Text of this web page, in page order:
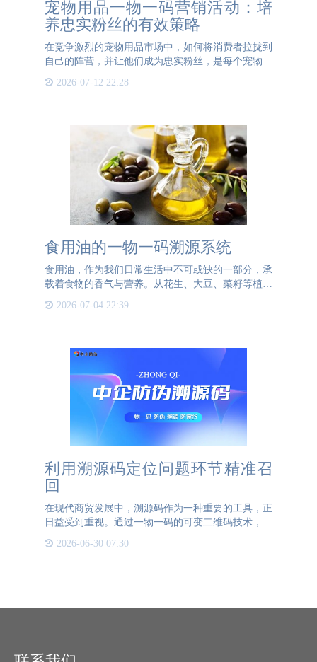
宠物用品一物一码营销活动：培
养忠实粉丝的有效策略
在竞争激烈的宠物用品市场中，如何将消费者拉拢到
自己的阵营，并让他们成为忠实粉丝，是每个宠物企
业都需要面对的挑战。为了实现这一目标，许多企业
采用了营销活动这一有效的方法。其中，一物一码营
2026-07-12 22:28
食用油的一物一码溯源系统
食用油，作为我们日常生活中不可或缺的一部分，承
载着食物的香气与营养。从花生、大豆、菜籽等植物
在食用油的制作过程中，从原材料的采摘到加工，每
2026-07-04 22:39
利用溯源码定位问题环节精准召
回
在现代商贸发展中，溯源码作为一种重要的工具，正
日益受到重视。通过一物一码的可变二维码技术，溯
准追踪。这种技术的应用，不仅能够帮助企业迅速定
2026-06-30 07:30